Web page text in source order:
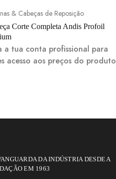
& Cabeças de Reposição
Corte Completa Andis Profoil
a tua conta profissional para
acesso aos preços do produto
DA INDÚSTRIA DESDE A
EM 1963